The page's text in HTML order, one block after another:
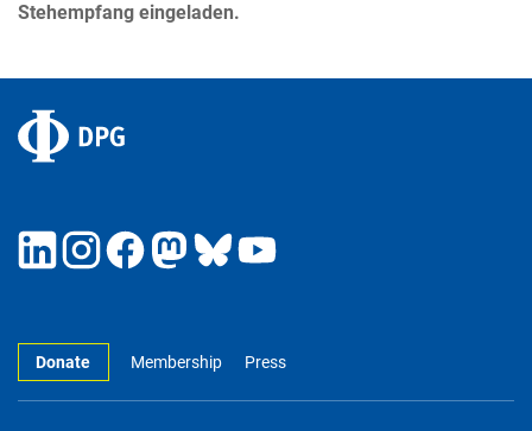
Stehempfang eingeladen.
Donate Membership Press